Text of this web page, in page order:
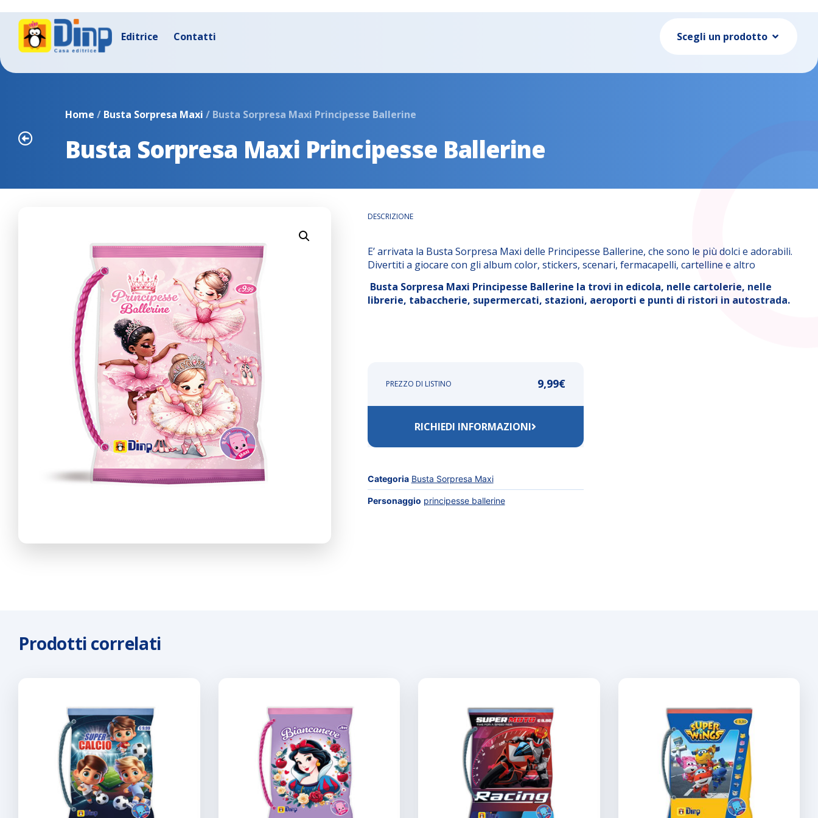
Editrice Contatti Scegli un prodotto
Home / Busta Sorpresa Maxi / Busta Sorpresa Maxi Principesse Ballerine
Busta Sorpresa Maxi Principesse Ballerine
DESCRIZIONE
E’ arrivata la Busta Sorpresa Maxi delle Principesse Ballerine, che sono le più dolci e adorabili.
Divertiti a giocare con gli album color, stickers, scenari, fermacapelli, cartelline e altro
Busta Sorpresa Maxi Principesse Ballerine la trovi in edicola, nelle cartolerie, nelle
librerie, tabaccherie, supermercati, stazioni, aeroporti e punti di ristori in autostrada.
PREZZO DI LISTINO 9,99€
RICHIEDI INFORMAZIONI
Categoria Busta Sorpresa Maxi
Personaggio principesse ballerine
Prodotti correlati